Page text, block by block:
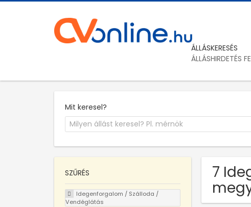
ÁLLÁSKERESÉS
ÁLLÁSHIRDETÉS
Mit keresel?
7
SZŰRÉS
Idegenforgalom / Szálloda /
Vendéglátás